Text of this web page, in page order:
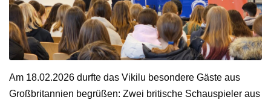
Am 18.02.2026 durfte das Vikilu besondere Gäste aus
Großbritannien begrüßen: Zwei britische Schauspieler aus